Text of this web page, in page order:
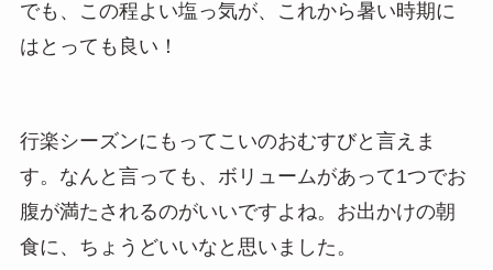
でも、この程よい塩っ気が、これから暑い時期に
はとっても良い！
行楽シーズンにもってこいのおむすびと言えま
す。なんと言っても、ボリュームがあって1つでお
腹が満たされるのがいいですよね。お出かけの朝
食に、ちょうどいいなと思いました。